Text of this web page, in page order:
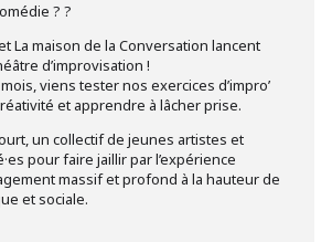
? ?
La maison de la Conversation lancent
d’improvisation !
viens tester nos exercices d’impro’
et apprendre à lâcher prise.
un collectif de jeunes artistes et
pour faire jaillir par l’expérience
massif et profond à la hauteur de
et sociale.